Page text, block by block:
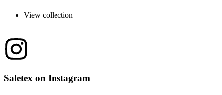
View collection
Saletex on Instagram